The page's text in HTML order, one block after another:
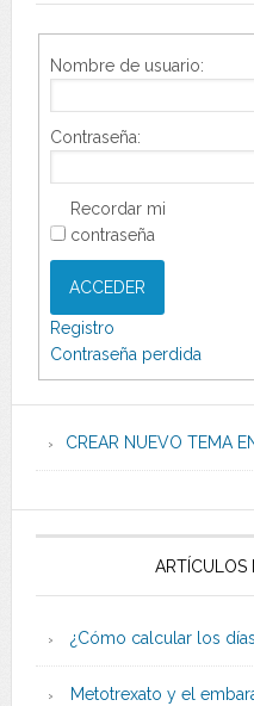
Nombre de usuario:
Contraseña:
Recordar mi
contraseña
ACCEDER
Registro
Contraseña perdida
CREAR NUEVO TEMA
ARTÍCULOS
¿Cómo calcular los
Metotrexato y el